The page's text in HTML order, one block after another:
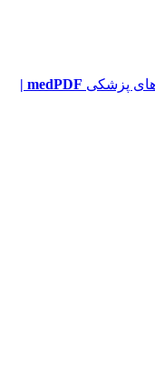
medPDF |